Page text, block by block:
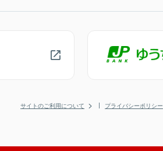
サイトのご利用について プライバシーポリシー